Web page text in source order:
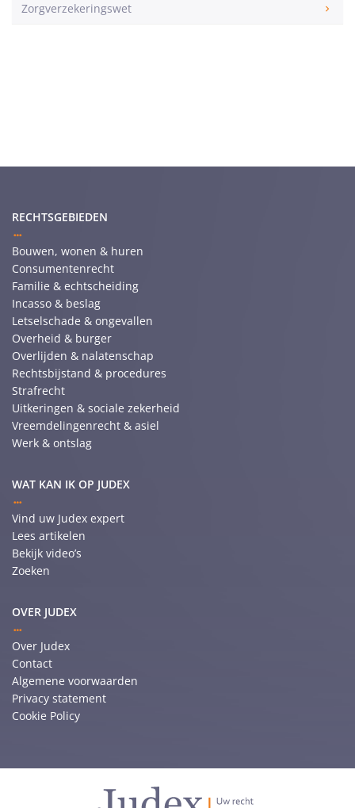
Zorgverzekeringswet
RECHTSGEBIEDEN
Bouwen, wonen & huren
Consumentenrecht
Familie & echtscheiding
Incasso & beslag
Letselschade & ongevallen
Overheid & burger
Overlijden & nalatenschap
Rechtsbijstand & procedures
Strafrecht
Uitkeringen & sociale zekerheid
Vreemdelingenrecht & asiel
Werk & ontslag
WAT KAN IK OP JUDEX
Vind uw Judex expert
Lees artikelen
Bekijk video’s
Zoeken
OVER JUDEX
Over Judex
Contact
Algemene voorwaarden
Privacy statement
Cookie Policy